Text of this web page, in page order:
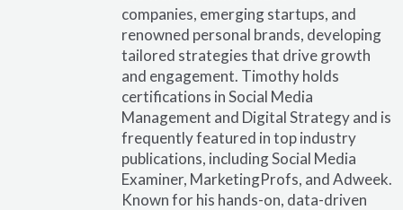
companies, emerging startups, and
renowned personal brands, developing
tailored strategies that drive growth
and engagement. Timothy holds
certifications in Social Media
Management and Digital Strategy and is
frequently featured in top industry
publications, including Social Media
Examiner, MarketingProfs, and Adweek.
Known for his hands-on, data-driven